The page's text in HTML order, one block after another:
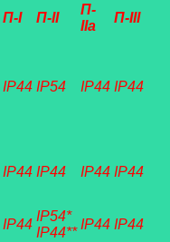
П-I
П-II
П-
IIа
П-III
IP44 IP54 IP44 IP44
IP44 IP44 IP44 IP44
IP44
IP54*
IP44**
IP44 IP44